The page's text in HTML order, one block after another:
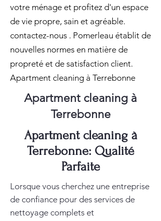
votre ménage et profitez d'un espace
de vie propre, sain et agréable.
contactez-nous . Pomerleau établit de
nouvelles normes en matière de
propreté et de satisfaction client.
Apartment cleaning à Terrebonne
Apartment cleaning à
Terrebonne
Apartment cleaning à
Terrebonne: Qualité
Parfaite
Lorsque vous cherchez une entreprise
de confiance pour des services de
nettoyage complets et